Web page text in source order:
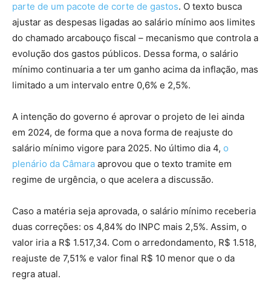
parte de um pacote de corte de gastos. O texto busca
ajustar as despesas ligadas ao salário mínimo aos limites
do chamado arcabouço fiscal – mecanismo que controla a
evolução dos gastos públicos. Dessa forma, o salário
mínimo continuaria a ter um ganho acima da inflação, mas
limitado a um intervalo entre 0,6% e 2,5%.
A intenção do governo é aprovar o projeto de lei ainda
em 2024, de forma que a nova forma de reajuste do
salário mínimo vigore para 2025. No último dia 4, o
plenário da Câmara aprovou que o texto tramite em
regime de urgência, o que acelera a discussão.
Caso a matéria seja aprovada, o salário mínimo receberia
duas correções: os 4,84% do INPC mais 2,5%. Assim, o
valor iria a R$ 1.517,34. Com o arredondamento, R$ 1.518,
reajuste de 7,51% e valor final R$ 10 menor que o da
regra atual.